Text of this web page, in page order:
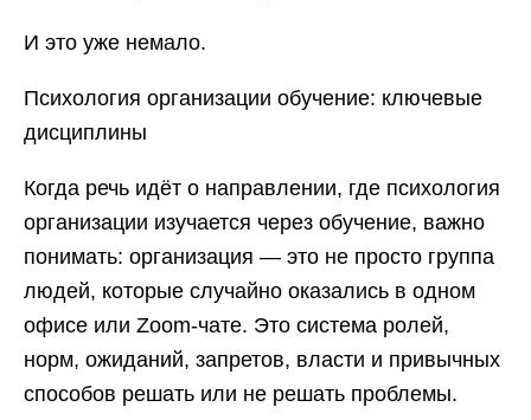
И это уже немало.
Психология организации обучение: ключевые
дисциплины
Когда речь идёт о направлении, где психология
организации изучается через обучение, важно
понимать: организация — это не просто группа
людей, которые случайно оказались в одном
офисе или Zoom-чате. Это система ролей,
норм, ожиданий, запретов, власти и привычных
способов решать или не решать проблемы.